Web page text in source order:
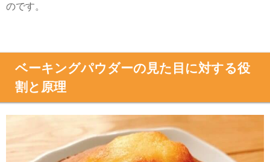
のです。
ベーキングパウダーの見た目に対する役
割と原理